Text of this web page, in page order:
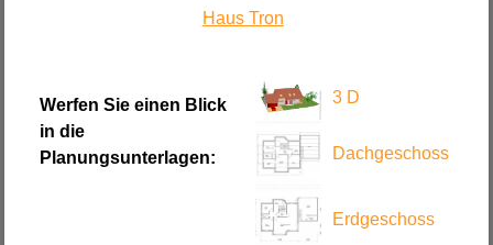
Haus Tron
Werfen Sie einen Blick
in die
Planungsunterlagen:
3 D
Dachgeschoss
Erdgeschoss